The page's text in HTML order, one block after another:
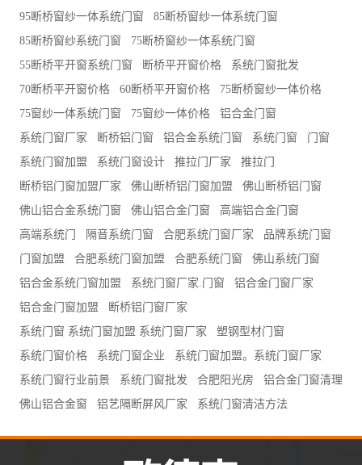
95断桥窗纱一体系统门窗
85断桥窗纱一体系统门窗
85断桥窗纱系统门窗
75断桥窗纱一体系统门窗
55断桥平开窗系统门窗
断桥平开窗价格
系统门窗批发
70断桥平开窗价格
60断桥平开窗价格
75断桥窗纱一体价格
75窗纱一体系统门窗
75窗纱一体价格
铝合金门窗
系统门窗厂家
断桥铝门窗 铝合金系统门窗 系统门窗
门窗
系统门窗加盟
系统门窗设计 推拉门厂家
推拉门
断桥铝门窗加盟厂家
佛山断桥铝门窗加盟
佛山断桥铝门窗
佛山铝合金系统门窗
佛山铝合金门窗
高端铝合金门窗
高端系统门
隔音系统门窗 合肥系统门窗厂家
品牌系统门窗
门窗加盟
合肥系统门窗加盟 合肥系统门窗
佛山系统门窗
铝合金系统门窗加盟
系统门窗厂家.门窗
铝合金门窗厂家
铝合金门窗加盟
断桥铝门窗厂家
系统门窗 系统门窗加盟 系统门窗厂家
塑钢型材门窗
系统门窗价格
系统门窗企业
系统门窗加盟。系统门窗厂家
系统门窗行业前景
系统门窗批发 合肥阳光房
铝合金门窗清理
佛山铝合金窗
铝艺隔断屏风厂家 系统门窗清洁方法